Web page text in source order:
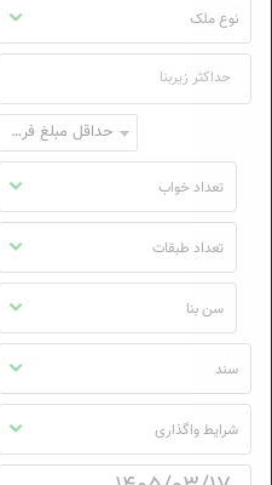
نوع ملک
حداقل مبلغ فروش
تعداد خواب
تعداد طبقات
سن بنا
سند
شرایط واگذاری